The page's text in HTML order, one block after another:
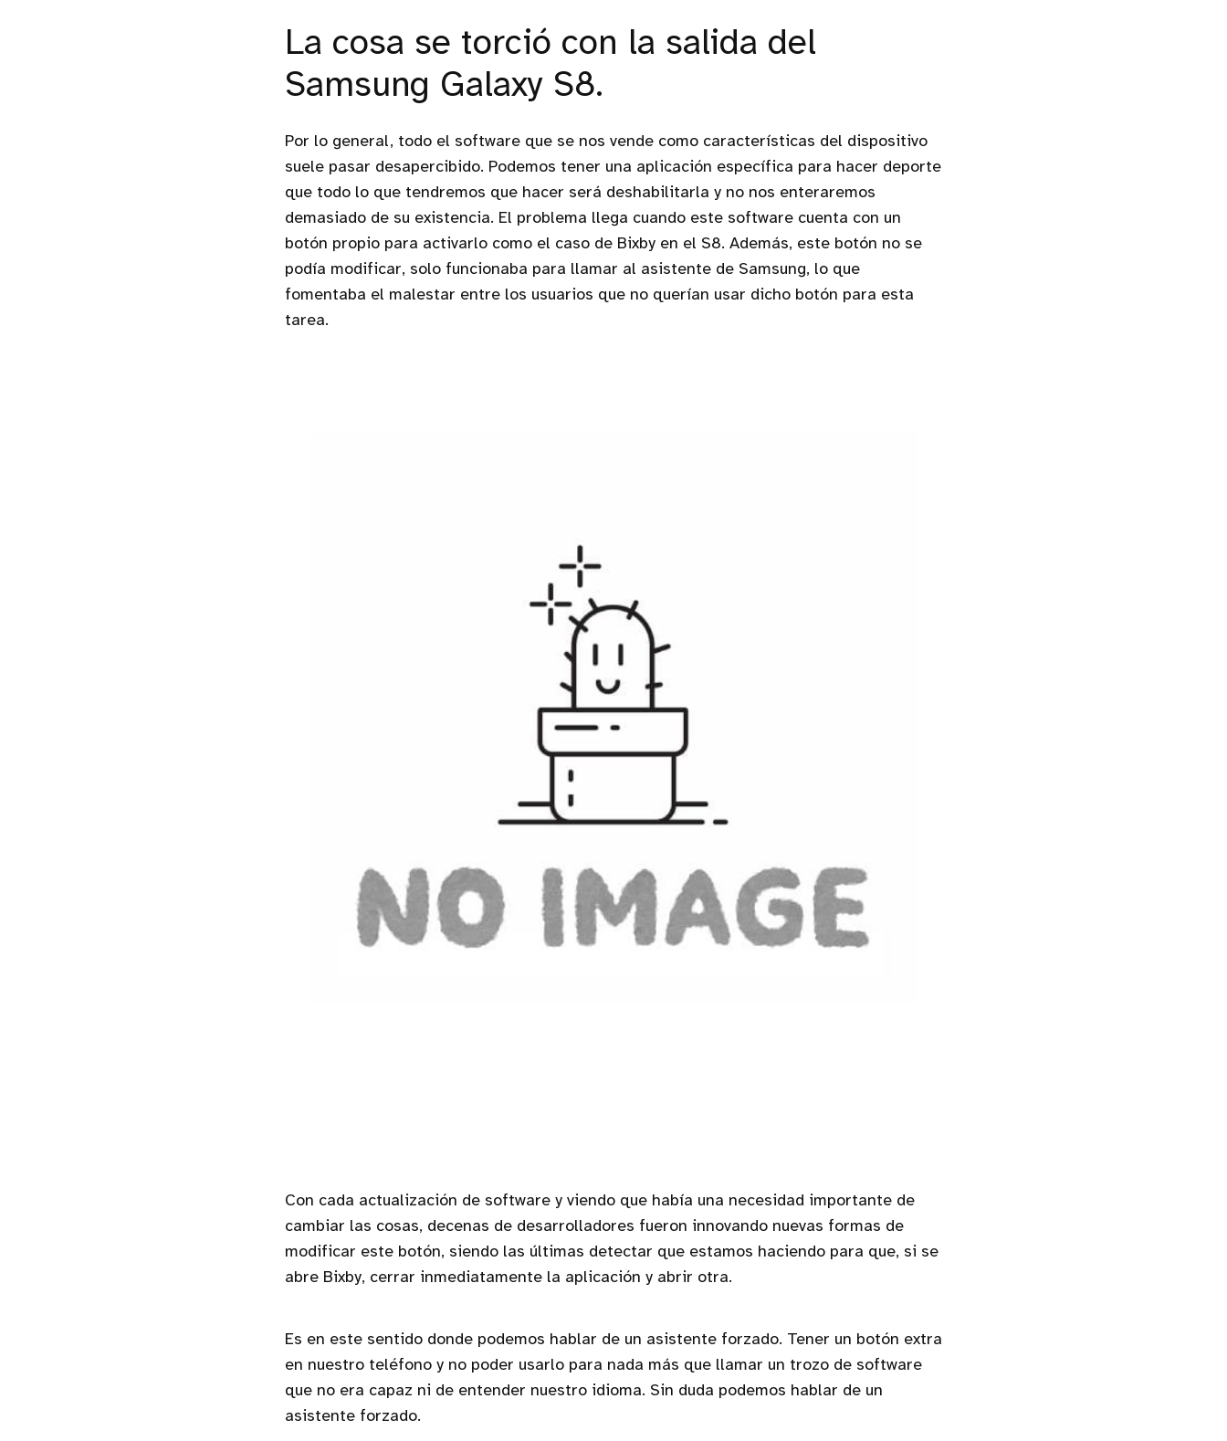
La cosa se torció con la salida del
Samsung Galaxy S8.
Por lo general, todo el software que se nos vende como características del dispositivo
suele pasar desapercibido. Podemos tener una aplicación específica para hacer deporte
que todo lo que tendremos que hacer será deshabilitarla y no nos enteraremos
demasiado de su existencia. El problema llega cuando este software cuenta con un
botón propio para activarlo como el caso de Bixby en el S8. Además, este botón no se
podía modificar, solo funcionaba para llamar al asistente de Samsung, lo que
fomentaba el malestar entre los usuarios que no querían usar dicho botón para esta
tarea.
Con cada actualización de software y viendo que había una necesidad importante de
cambiar las cosas, decenas de desarrolladores fueron innovando nuevas formas de
modificar este botón, siendo las últimas detectar que estamos haciendo para que, si se
abre Bixby, cerrar inmediatamente la aplicación y abrir otra.
Es en este sentido donde podemos hablar de un asistente forzado. Tener un botón extra
en nuestro teléfono y no poder usarlo para nada más que llamar un trozo de software
que no era capaz ni de entender nuestro idioma. Sin duda podemos hablar de un
asistente forzado.